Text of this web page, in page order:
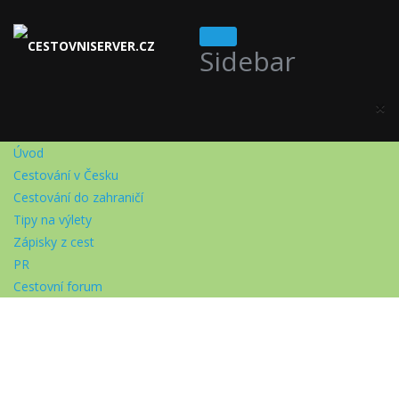
Sidebar
×
Úvod
Cestování v Česku
Cestování do zahraničí
Tipy na výlety
Zápisky z cest
PR
Cestovní forum